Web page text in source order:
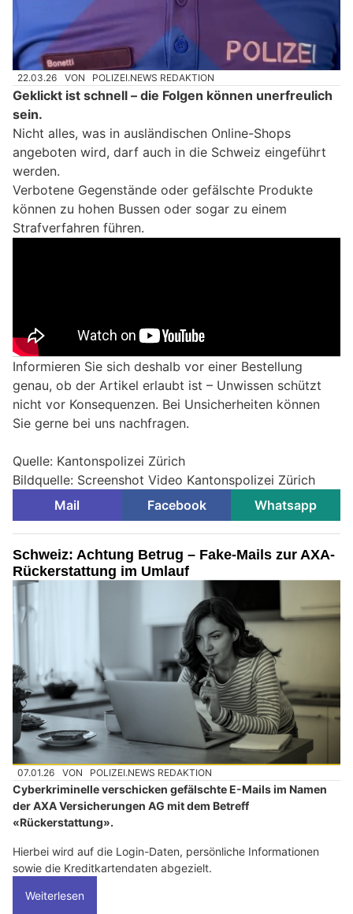
22.03.26 VON POLIZEI.NEWS REDAKTION
Geklickt ist schnell – die Folgen können unerfreulich
sein.
Nicht alles, was in ausländischen Online-Shops
angeboten wird, darf auch in die Schweiz eingeführt
werden.
Verbotene Gegenstände oder gefälschte Produkte
können zu hohen Bussen oder sogar zu einem
Strafverfahren führen.
Informieren Sie sich deshalb vor einer Bestellung
genau, ob der Artikel erlaubt ist – Unwissen schützt
nicht vor Konsequenzen. Bei Unsicherheiten können
Sie gerne bei uns nachfragen.
Quelle: Kantonspolizei Zürich
Bildquelle: Screenshot Video Kantonspolizei Zürich
Mail
Facebook Whatsapp
Schweiz: Achtung Betrug – Fake-Mails zur AXA-
Rückerstattung im Umlauf
07.01.26 VON POLIZEI.NEWS REDAKTION
Cyberkriminelle verschicken gefälschte E-Mails im Namen
der AXA Versicherungen AG mit dem Betreff
«Rückerstattung».
Hierbei wird auf die Login-Daten, persönliche Informationen
sowie die Kreditkartendaten abgezielt.
Weiterlesen